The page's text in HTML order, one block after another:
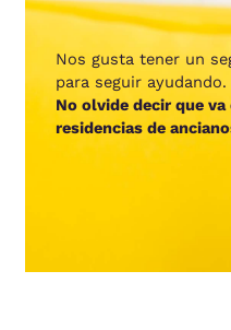
Nos gusta tener un
para seguir ayudando.
No olvide decir que
residencias de